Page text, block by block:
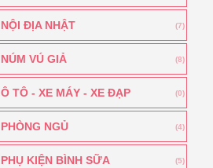
NỘI ĐỊA NHẬT (7)
NÚM VÚ GIẢ (8)
Ô TÔ - XE MÁY - XE ĐẠP (0)
PHÒNG NGỦ (4)
PHỤ KIỆN BÌNH SỮA (5)